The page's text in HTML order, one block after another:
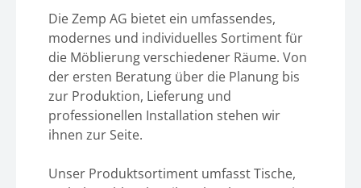
Die Zemp AG bietet ein umfassendes,
modernes und individuelles Sortiment für
die Möblierung verschiedener Räume. Von
der ersten Beratung über die Planung bis
zur Produktion, Lieferung und
professionellen Installation stehen wir
ihnen zur Seite.
Unser Produktsortiment umfasst Tische,